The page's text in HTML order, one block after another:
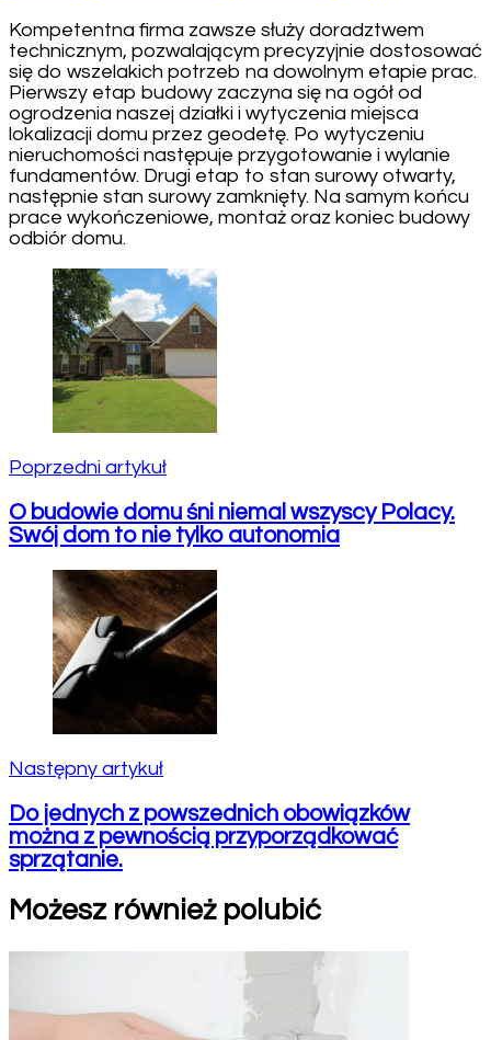
Kompetentna firma zawsze służy doradztwem
technicznym, pozwalającym precyzyjnie dostosować
się do wszelakich potrzeb na dowolnym etapie prac.
Pierwszy etap budowy zaczyna się na ogół od
ogrodzenia naszej działki i wytyczenia miejsca
lokalizacji domu przez geodetę. Po wytyczeniu
nieruchomości następuje przygotowanie i wylanie
fundamentów. Drugi etap to stan surowy otwarty,
następnie stan surowy zamknięty. Na samym końcu
prace wykończeniowe, montaż oraz koniec budowy
odbiór domu.
Nawigacja
wpisu
Poprzedni artykuł
O budowie domu śni niemal wszyscy Polacy.
Swój dom to nie tylko autonomia
Następny artykuł
Do jednych z powszednich obowiązków
można z pewnością przyporządkować
sprzątanie.
Możesz również polubić